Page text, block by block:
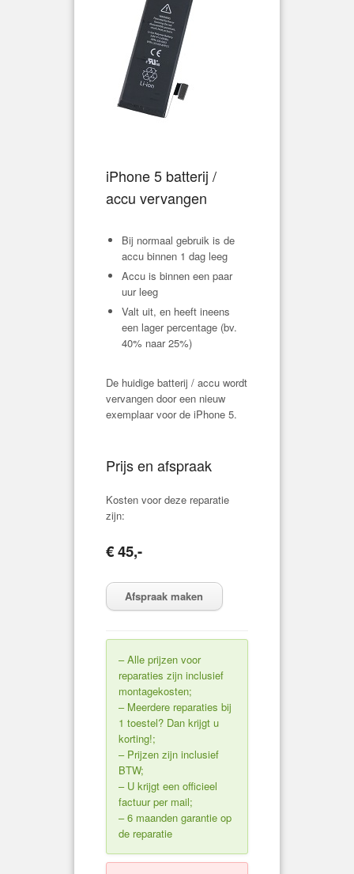
iPhone 5 batterij /
accu vervangen
Bij normaal gebruik is de
accu binnen 1 dag leeg
Accu is binnen een paar
uur leeg
Valt uit, en heeft ineens
een lager percentage (bv.
40% naar 25%)
De huidige batterij / accu wordt
vervangen door een nieuw
exemplaar voor de iPhone 5.
Prijs en afspraak
Kosten voor deze reparatie
zijn:
€ 45,-
Afspraak maken
– Alle prijzen voor
reparaties zijn inclusief
montagekosten;
– Meerdere reparaties bij
1 toestel? Dan krijgt u
korting!;
– Prijzen zijn inclusief
BTW;
– U krijgt een officieel
factuur per mail;
– 6 maanden garantie op
de reparatie